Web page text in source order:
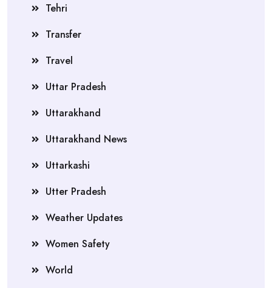
Tehri
Transfer
Travel
Uttar Pradesh
Uttarakhand
Uttarakhand News
Uttarkashi
Utter Pradesh
Weather Updates
Women Safety
World